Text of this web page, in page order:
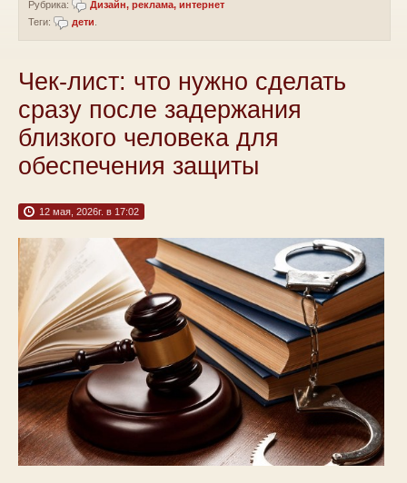
Рубрика:
Дизайн, реклама, интернет
Теги:
дети
Чек-лист: что нужно сделать
сразу после задержания
близкого человека для
обеспечения защиты
12 мая, 2026г. в 17:02